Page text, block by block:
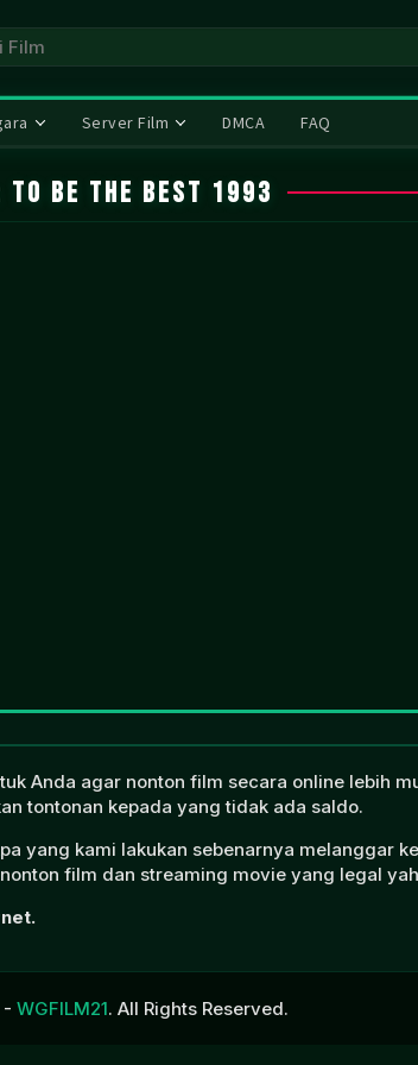
Server Film DMCA FAQ
To Be the Best 1993
Anda agar nonton film secara online lebih
tontonan kepada yang tidak ada saldo.
yang kami lakukan sebenarnya melanggar
film dan streaming movie yang legal
- WGFILM21. All Rights Reserved.